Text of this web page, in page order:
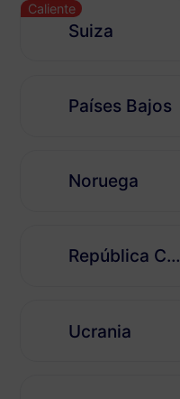
Suiza
Caliente
Países Bajos
Noruega
República Checa
Ucrania